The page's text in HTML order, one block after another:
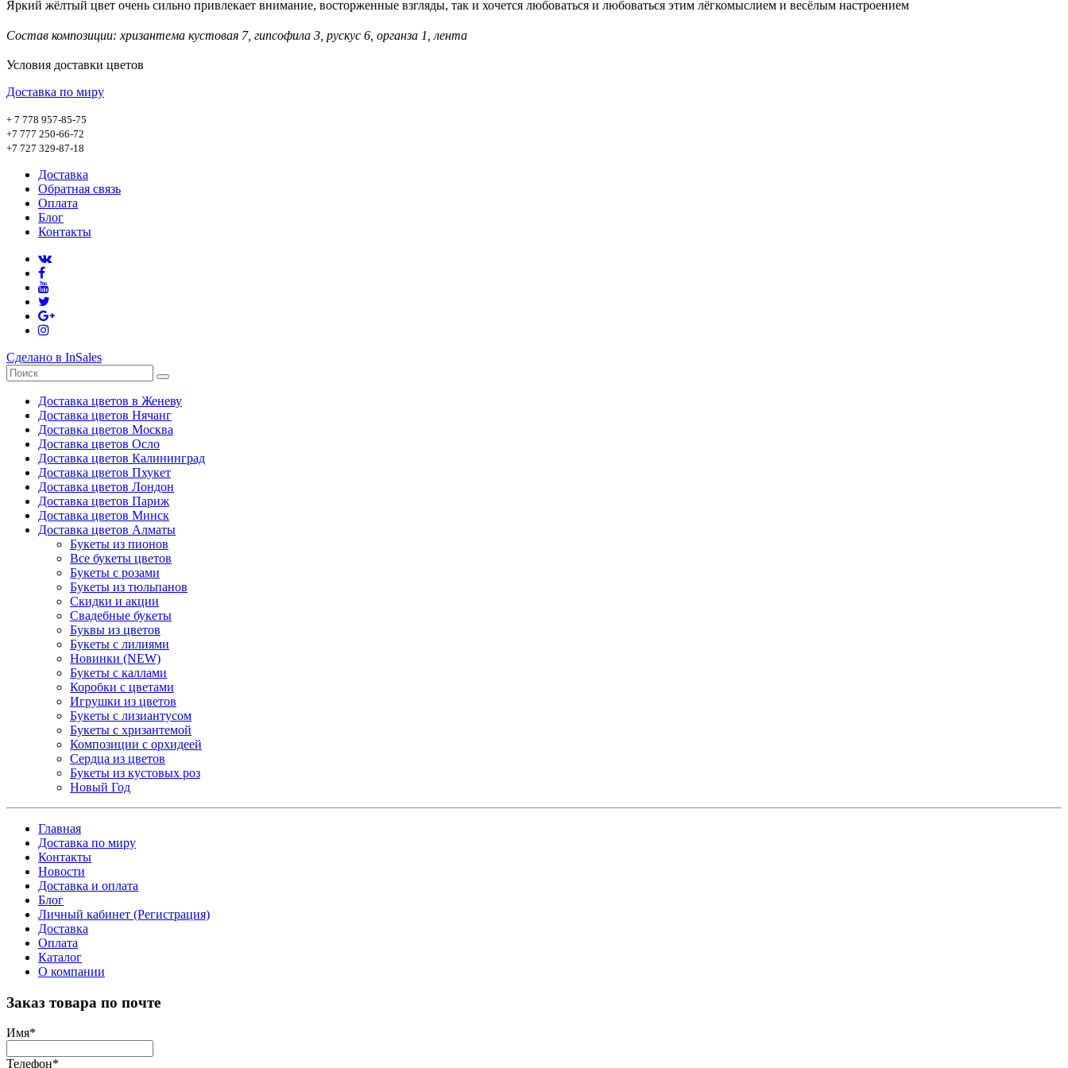
Яркий жёлтый цвет очень сильно привлекает внимание, восторженные взгляды, так и хочется любоваться и любоваться этим лёгкомыслием и весёлым настроением
Состав композиции: хризантема кустовая 7, гипсофила 3, рускус 6, органза 1, лента
Условия доставки цветов
Доставка по миру
+ 7 778 957-85-75
+7 777 250-66-72
+7 727 329-87-18
Доставка
Обратная связь
Оплата
Блог
Контакты
Сделано в InSales
Доставка цветов в Женеву
Доставка цветов Нячанг
Доставка цветов Москва
Доставка цветов Осло
Доставка цветов Калининград
Доставка цветов Пхукет
Доставка цветов Лондон
Доставка цветов Париж
Доставка цветов Минск
Доставка цветов Алматы
Букеты из пионов
Все букеты цветов
Букеты с розами
Букеты из тюльпанов
Скидки и акции
Свадебные букеты
Буквы из цветов
Букеты с лилиями
Новинки (NEW)
Букеты с каллами
Коробки с цветами
Игрушки из цветов
Букеты с лизиантусом
Букеты с хризантемой
Композиции с орхидеей
Сердца из цветов
Букеты из кустовых роз
Новый Год
Главная
Доставка по миру
Контакты
Новости
Доставка и оплата
Блог
Личный кабинет (Регистрация)
Доставка
Оплата
Каталог
О компании
Заказ товара по почте
Имя*
Телефон*